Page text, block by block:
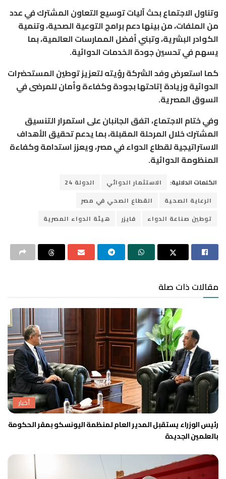
وتناول الاجتماع بحث آليات توسيع التعاون المشترك في عدد
من الملفات، من بينها دعم برامج التوعية الصحية، وتنمية
الكوادر البشرية، وتبني أفضل الممارسات العالمية، بما
يسهم في تحسين جودة الخدمات الدوائية.
كما استعرض وفد الشركة رؤيته لتعزيز توطين المستحضرات
الدوائية وزيادة إتاحتها بجودة وكفاءة وأمان للمرضى في
السوق المصرية.
وفي ختام الاجتماع، اتفق الجانبان على استمرار التنسيق
المشترك خلال المرحلة المقبلة، بما يدعم تحقيق الأهداف
الاستراتيجية لقطاع الدواء في مصر، ويعزز استدامة وكفاءة
المنظومة الدوائية.
الكلمات الدلالية: الاستثمار الدوائي
الدولة 24
الرعاية الصحية
القطاع الصحي في مصر
توطين صناعة الدواء
فايزر هيئة الدواء المصرية
مقالات ذات صلة
أخبار
رئيس الوزراء يستقبل المدير العام لمنظمة اليونسكو بمقر الحكومة
بالعلمين الجديدة